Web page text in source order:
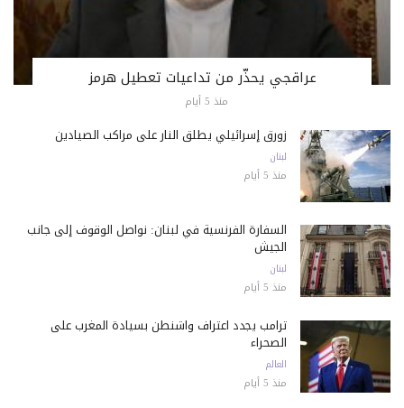
عراقجي يحذّر من تداعيات تعطيل هرمز
منذ 5 أيام
زورق إسرائيلي يطلق النار على مراكب الصيادين
لبنان
منذ 5 أيام
السفارة الفرنسية في لبنان: نواصل الوقوف إلى جانب
الجيش
لبنان
منذ 5 أيام
ترامب يجدد اعتراف واشنطن بسيادة المغرب على
الصحراء
العالم
منذ 5 أيام